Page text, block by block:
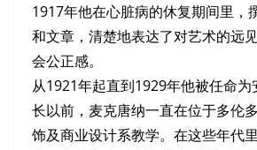
1917年他在心脏病的休复期间里，
和文章，清楚地表达了对艺术的远
会公正感。
从1921年起直到1929年他被任命
长以前，麦克唐纳一直在位于多伦
饰及商业设计系教学。在这些年代